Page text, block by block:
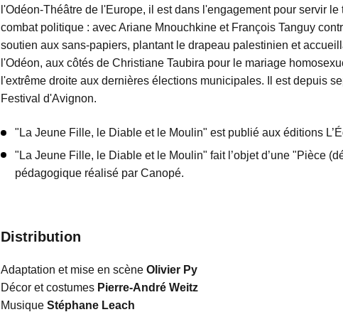
l'Odéon-Théâtre de l'Europe, il est dans l'engagement pour servir
combat politique : avec Ariane Mnouchkine et François Tanguy
soutien aux sans-papiers, plantant le drapeau palestinien et
l'Odéon, aux côtés de Christiane Taubira pour le mariage
l'extrême droite aux dernières élections municipales. Il est depuis
Festival d'Avignon.
"La Jeune Fille, le Diable et le Moulin" est publié aux éditions
"La Jeune Fille, le Diable et le Moulin" fait l’objet d’une "Pièce
pédagogique réalisé par Canopé.
Distribution
Adaptation et mise en scène Olivier Py
Décor et costumes Pierre-André Weitz
Musique Stéphane Leach